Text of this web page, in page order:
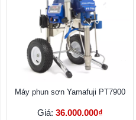
Máy phun sơn Yamafuji PT7900
Giá: 36.000.000₫